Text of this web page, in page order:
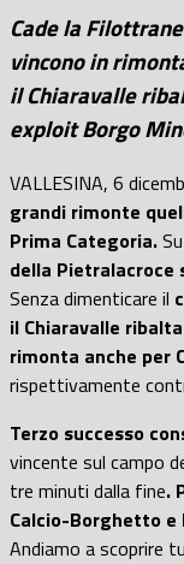
Cade la
vincono in
il Chiaravalle
exploit Borgo
VALLESINA, 6
grandi rimonte
Prima Categoria.
della
Senza dimenticare il
il Chiaravalle
rimonta anche per
rispettivamente
Terzo successo
vincente sul campo
tre minuti dalla fine.
Calcio-Borghetto
Andiamo a scoprire